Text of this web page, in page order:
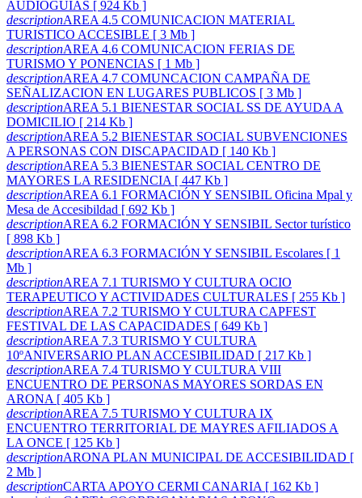
AUDIOGUIAS [ 924 Kb ]
descriptionAREA 4.5 COMUNICACION MATERIAL
TURISTICO ACCESIBLE [ 3 Mb ]
descriptionAREA 4.6 COMUNICACION FERIAS DE
TURISMO Y PONENCIAS [ 1 Mb ]
descriptionAREA 4.7 COMUNCACION CAMPAÑA DE
SEÑALIZACION EN LUGARES PUBLICOS [ 3 Mb ]
descriptionAREA 5.1 BIENESTAR SOCIAL SS DE AYUDA A
DOMICILIO [ 214 Kb ]
descriptionAREA 5.2 BIENESTAR SOCIAL SUBVENCIONES
A PERSONAS CON DISCAPACIDAD [ 140 Kb ]
descriptionAREA 5.3 BIENESTAR SOCIAL CENTRO DE
MAYORES LA RESIDENCIA [ 447 Kb ]
descriptionAREA 6.1 FORMACIÓN Y SENSIBIL Oficina Mpal y
Mesa de Accesibildad [ 692 Kb ]
descriptionAREA 6.2 FORMACIÓN Y SENSIBIL Sector turístico
[ 898 Kb ]
descriptionAREA 6.3 FORMACIÓN Y SENSIBIL Escolares [ 1
Mb ]
descriptionAREA 7.1 TURISMO Y CULTURA OCIO
TERAPEUTICO Y ACTIVIDADES CULTURALES [ 255 Kb ]
descriptionAREA 7.2 TURISMO Y CULTURA CAPFEST
FESTIVAL DE LAS CAPACIDADES [ 649 Kb ]
descriptionAREA 7.3 TURISMO Y CULTURA
10ºANIVERSARIO PLAN ACCESIBILIDAD [ 217 Kb ]
descriptionAREA 7.4 TURISMO Y CULTURA VIII
ENCUENTRO DE PERSONAS MAYORES SORDAS EN
ARONA [ 405 Kb ]
descriptionAREA 7.5 TURISMO Y CULTURA IX
ENCUENTRO TERRITORIAL DE MAYRES AFILIADOS A
LA ONCE [ 125 Kb ]
descriptionARONA PLAN MUNICIPAL DE ACCESIBILIDAD [
2 Mb ]
descriptionCARTA APOYO CERMI CANARIA [ 162 Kb ]